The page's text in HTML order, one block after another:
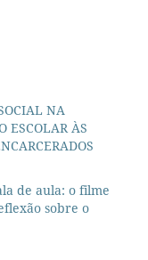
NA
ESCOLAR ÀS
de aula: o filme
sobre o